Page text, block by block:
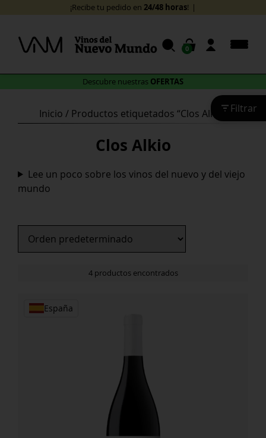
content
Descubre nuestras OFERTAS
¡Recibe tu pedido en 24/48 horas!
0
Inicio / Productos etiquetados “Clos Alkio”
Clos Alkio
Lee un poco sobre los vinos del nuevo y del viejo
mundo
4 productos encontrados
España
Filtrar